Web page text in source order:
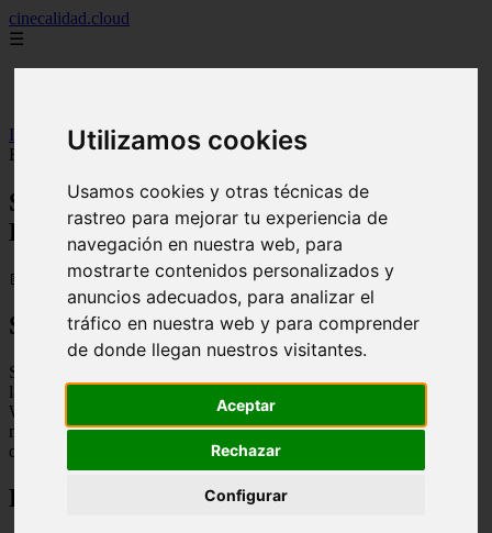
Utilizamos cookies
Usamos cookies y otras técnicas de
rastreo para mejorar tu experiencia de
navegación en nuestra web, para
mostrarte contenidos personalizados y
anuncios adecuados, para analizar el
tráfico en nuestra web y para comprender
de donde llegan nuestros visitantes.
Aceptar
Rechazar
Configurar
cinecalidad.cloud
☰
Inicio finalexplicadolat >Sherlock Holmes (2026) ᐉ Final
Explicado
Sherlock Holmes (2026) ᐉ Final
Explicado
📅 13/02/2026
Sinopsis
Sherlock Holmes es un detective brillante y excéntrico que vive en
la Inglaterra victoriana. Junto a su fiel compañero, el Dr. John
Watson, se enfrenta a un nuevo caso: el asesinato de una joven
mujer. A medida que investigan, descubren que el asesinato es parte
de un complot más grande que amenaza la seguridad del país.
Final Explicado